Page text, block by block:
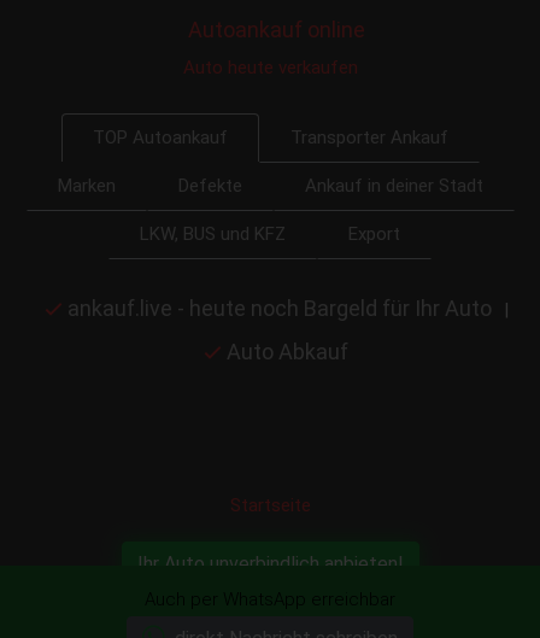
Autoankauf online
Auto heute verkaufen
TOP Autoankauf Transporter Ankauf
Marken Defekte Ankauf in deiner Stadt
LKW, BUS und KFZ Export
ankauf.live - heute noch Bargeld für Ihr Auto |
Auto Abkauf
Startseite
Ihr Auto unverbindlich anbieten!
Auch per WhatsApp erreichbar